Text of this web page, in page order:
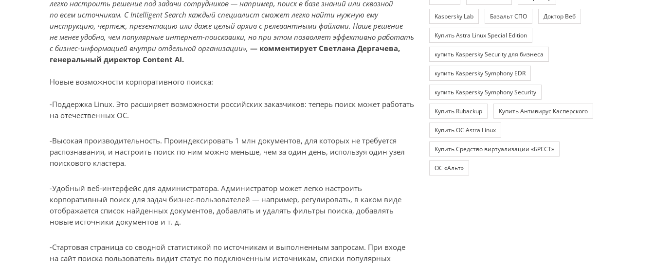
легко настроить решение под задачи сотрудников — например, поиск в базе знаний или сквозной
по всем источникам. С Intelligent Search каждый специалист сможет легко найти нужную ему
инструкцию, чертеж, презентацию или даже целый архив с релевантными файлами. Наше решение
не менее удобно, чем популярные интернет-поисковики, но при этом позволяет эффективно работать
с бизнес-информацией внутри отдельной организации», — комментирует Светлана Дергачева,
генеральный директор Content AI.
Новые возможности корпоративного поиска:
-Поддержка Linux. Это расширяет возможности российских заказчиков: теперь поиск может работать
на отечественных ОС.
-Высокая производительность. Проиндексировать 1 млн документов, для которых не требуется
распознавания, и настроить поиск по ним можно меньше, чем за один день, используя один узел
поискового кластера.
-Удобный веб-интерфейс для администратора. Администратор может легко настроить
корпоративный поиск для задач бизнес-пользователей — например, регулировать, в каком виде
отображается список найденных документов, добавлять и удалять фильтры поиска, добавлять
новые источники документов и т. д.
-Стартовая страница со сводной статистикой по источникам и выполненным запросам. При входе
на сайт поиска пользователь видит статус по подключенным источникам, списки популярных
Kaspersky Lab Базальт СПО Доктор Веб
Купить Astra Linux Special Edition
купить Kaspersky Security для бизнеса
купить Kaspersky Symphony EDR
купить Kaspersky Symphony Security
Купить Rubackup Купить Антивирус Касперского
Купить ОС Astra Linux
Купить Средство виртуализации «БРЕСТ»
ОС «Альт»